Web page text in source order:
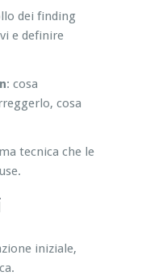
dei finding
e definire
: cosa
cosa
tecnica che le
iniziale,